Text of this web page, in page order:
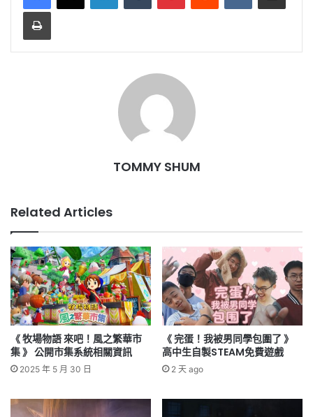
Print
TOMMY SHUM
Related Articles
《 牧場物語 來吧！風之繁華市
集 》 公開市集系統相關資訊
2025 年 5 月 30 日
《 完蛋！我被男同學包圍了 》
高中生自製STEAM免費遊戲
2 天 ago